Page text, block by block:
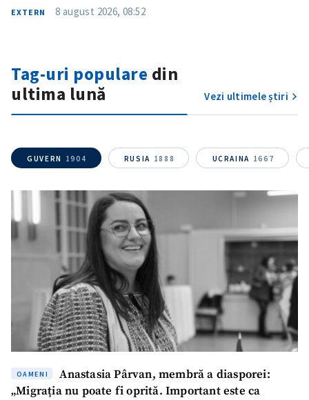
EXTERN 8 august 2026, 08:52
Tag-uri populare din
ultima lună
Vezi ultimele știri
GUVERN 1904 RUSIA 1888 UCRAINA 1667
OAMENI
Anastasia Pârvan, membră a diasporei:
„Migrația nu poate fi oprită. Important este ca